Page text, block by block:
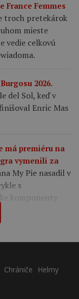
France Femmes
troch pretekárok
mieste
vedie celkovú
2026.
del Sol, keď v
Enric Mas
má premiéru na
vymenili za
My Pie nasadil v
s
komponenty
Chrániče
Helmy